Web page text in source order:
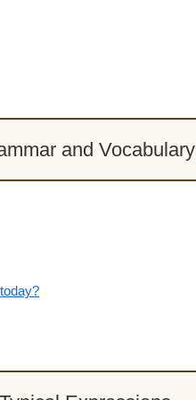
and Vocabulary